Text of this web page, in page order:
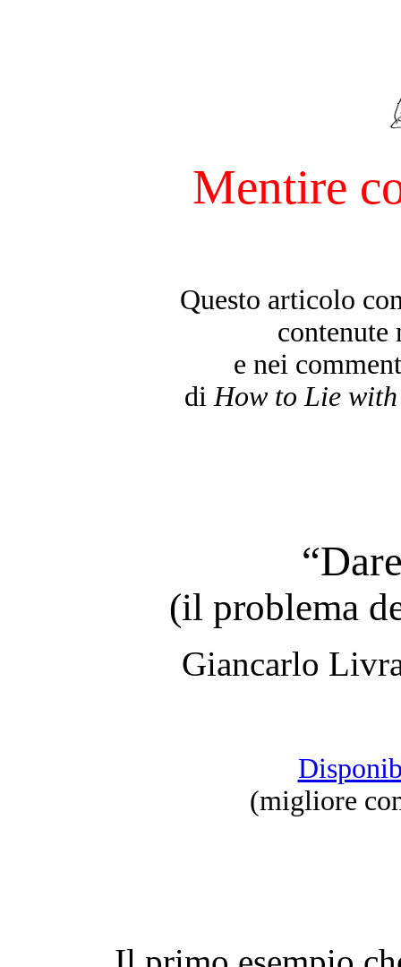
Mentire
Questo articolo
contenute
e nei
diHow to Lie
(il problema
Giancarlo
(migliore